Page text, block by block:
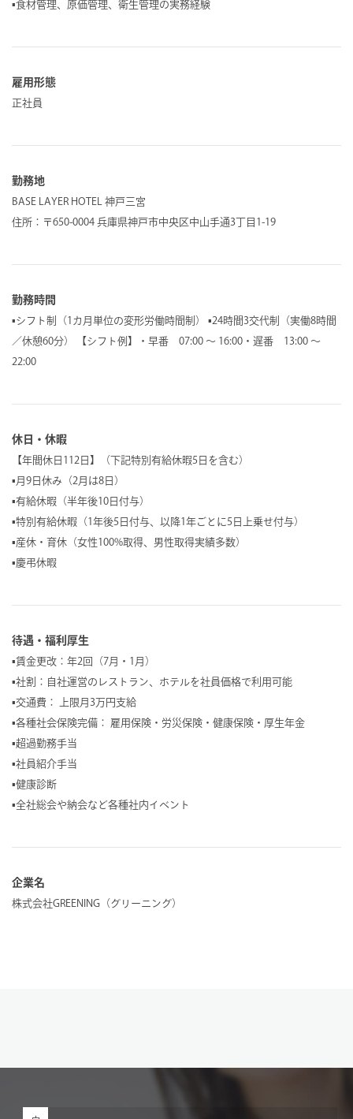
▪︎食材管理、原価管理、衛生管理の実務経験
雇用形態
正社員
勤務地
BASE LAYER HOTEL 神戸三宮
住所：〒650-0004 兵庫県神戸市中央区中山手通3丁目1-19
勤務時間
▪︎シフト制（1カ月単位の変形労働時間制） ▪︎24時間3交代制（実働8時間
／休憩60分） 【シフト例】・早番 07:00 〜 16:00・遅番 13:00 〜
22:00
休日・休暇
【年間休日112日】（下記特別有給休暇5日を含む）
▪︎月9日休み（2月は8日）
▪︎有給休暇（半年後10日付与）
▪︎特別有給休暇（1年後5日付与、以降1年ごとに5日上乗せ付与）
▪︎産休・育休（女性100%取得、男性取得実績多数）
▪︎慶弔休暇
待遇・福利厚生
▪︎賃金更改：年2回（7月・1月）
▪︎社割：自社運営のレストラン、ホテルを社員価格で利用可能
▪︎交通費： 上限月3万円支給
▪︎各種社会保険完備： 雇用保険・労災保険・健康保険・厚生年金
▪︎超過勤務手当
▪︎社員紹介手当
▪︎健康診断
▪︎全社総会や納会など各種社内イベント
企業名
株式会社GREENING（グリーニング）